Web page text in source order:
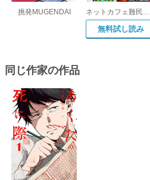
挑発MUGENDAI ネットカフェ難民主婦～差し出された指サインの意味とは～
無料試し読み
同じ作家の作品